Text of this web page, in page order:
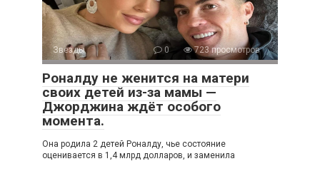
Звезды 0 723 просмотров
Роналду не женится на матери
своих детей из-за мамы —
Джорджина ждёт особого
момента.
Она родила 2 детей Роналду, чье состояние
оценивается в 1,4 млрд долларов, и заменила